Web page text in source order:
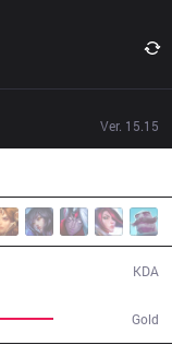
Ver. 15.15
Gold
KDA